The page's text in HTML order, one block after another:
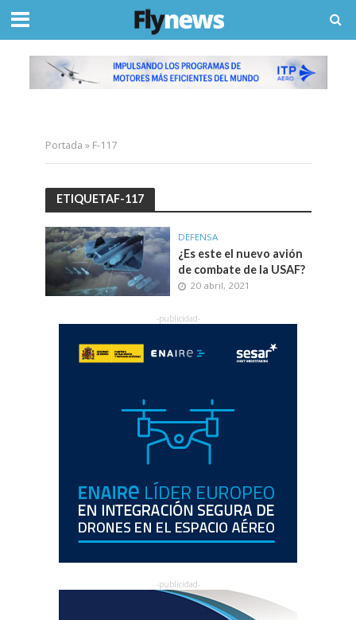
Portada » F-117
ETIQUETAF-117
DEFENSA
¿Es este el nuevo avión
de combate de la USAF?
20 abril, 2021